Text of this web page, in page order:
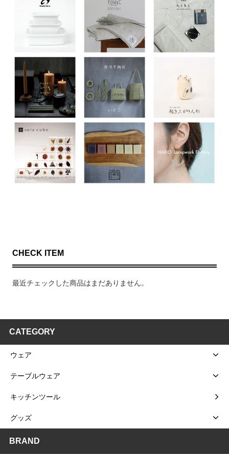
CHECK ITEM
最近チェックした商品はまだありません。
CATEGORY
ウェア
テーブルウェア
キッチンツール
グッズ
BRAND